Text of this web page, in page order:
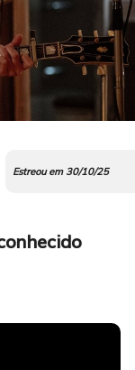
Estreou em 30/10/25